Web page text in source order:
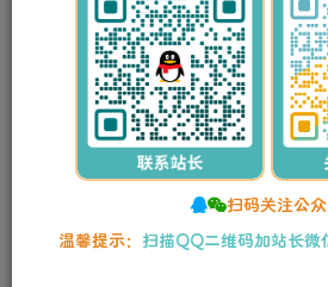
扫码关注公
温馨提示： 扫描QQ二维码加站长微